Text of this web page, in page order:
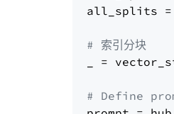
all_splits =
# 索引分块
_ =
# Define